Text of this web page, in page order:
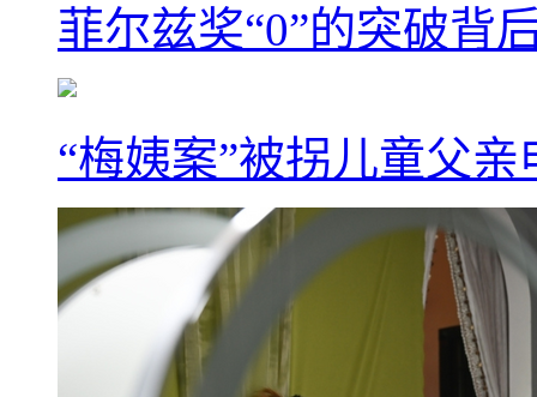
菲尔兹奖“0”的突破背
“梅姨案”被拐儿童父